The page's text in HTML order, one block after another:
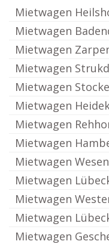
Mietwagen
Mietwagen
Mietwagen
Mietwagen
Mietwagen
Mietwagen
Mietwagen
Mietwagen
Mietwagen
Mietwagen
Mietwagen
Mietwagen
Mietwagen